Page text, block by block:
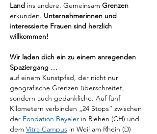
Land ins andere. Gemeinsam Grenzen
erkunden. Unternehmerinnen und
interessierte Frauen sind herzlich
willkommen!
Wir laden dich ein zu einem anregenden
Spaziergang …
auf einem Kunstpfad, der nicht nur
geografische Grenzen überschreitet,
sondern auch gedankliche. Auf fünf
Kilometern verbinden „24 Stops“ zwischen
der Fondation Beyeler in Riehen (CH) und
dem Vitra Campus in Weil am Rhein (D)